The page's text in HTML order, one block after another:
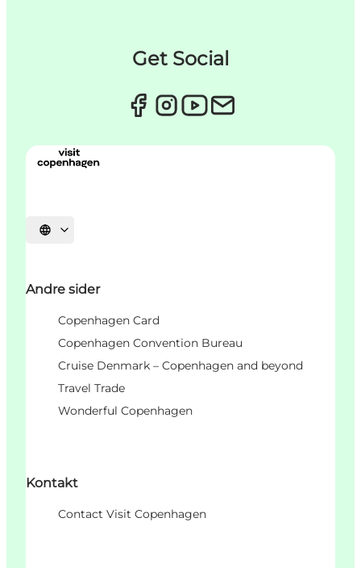
Get Social
Select language
Andre sider
Copenhagen Card
Copenhagen Convention Bureau
Cruise Denmark – Copenhagen and beyond
Travel Trade
Wonderful Copenhagen
Kontakt
Contact Visit Copenhagen